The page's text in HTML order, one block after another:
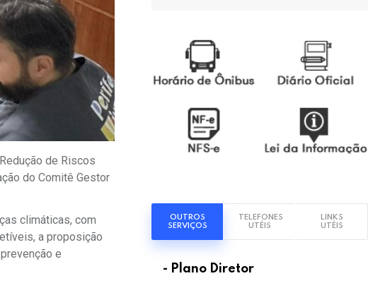
de Riscos
do Comitê Gestor
climáticas, com
a proposição
e
OUTROS
SERVIÇOS
TELEFONES
UTÉIS
LINKS
UTÉIS
- Plano Diretor